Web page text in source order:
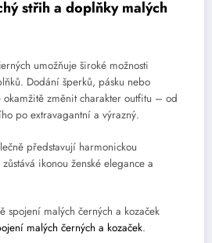
střih a doplňky malých
umožňuje široké možnosti
Dodání šperků, pásku nebo
okamžitě změnit charakter outfitu – od
po extravagantní a výrazný.
představují harmonickou
ikonou ženské elegance a
spojení malých černých a kozaček
malých černých a kozaček.